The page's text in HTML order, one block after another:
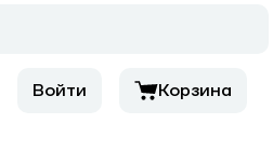
Войти Корзина